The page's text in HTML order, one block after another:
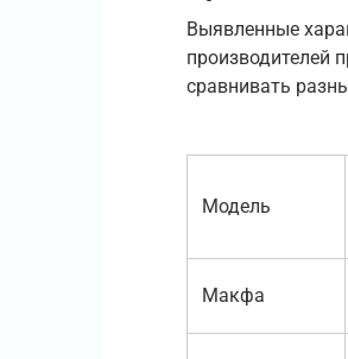
Выявленные
производителей
сравнивать
Модель
Макфа